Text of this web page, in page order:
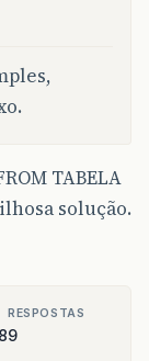
TABELA
solução.
RESPOSTAS
9